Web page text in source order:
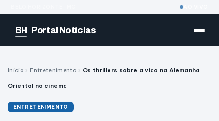
BH Portal Notícias
Início › Entretenimento › Os thrillers sobre a vida na Alemanha
Oriental no cinema
ENTRETENIMENTO